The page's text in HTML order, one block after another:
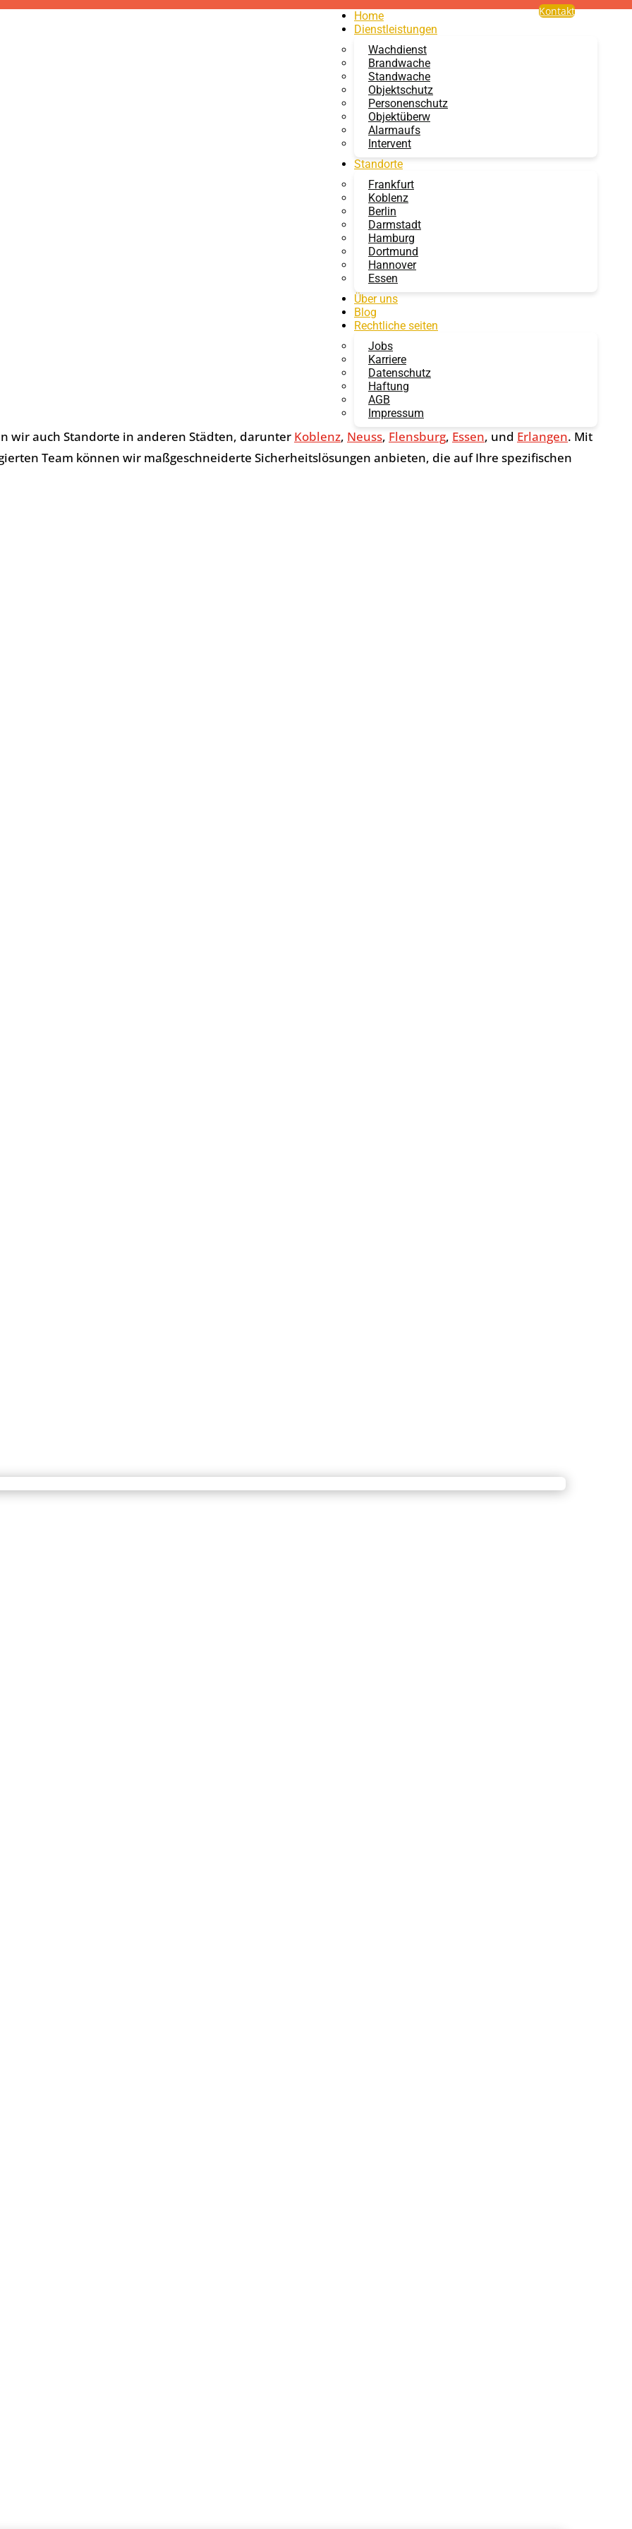
Home
Dienstleistungen
Wachdienst
Brandwache
Standwache
Objektschutz
Personenschutz
Objektüberw
Alarmaufs
Intervent
Standorte
Frankfurt
Koblenz
Berlin
Darmstadt
Hamburg
Dortmund
Hannover
Essen
Über uns
Blog
Rechtliche seiten
Jobs
Karriere
Datenschutz
Haftung
AGB
Impressum
Kontakt
FRANKFURT AM MAIN – IHR
Frankfurt am Main und seine herausragenden Sicherheitslösungen. Erfahren Sie mehr
und speziell in Frankfurt am Main, ist Hesse Sicherheitsdienst stolz darauf, unseren Kunden den besten
für erstklassige Sicherheitsdienste hat uns zur ersten Wahl für Unternehmen und Privatkunden
Brandwachen,Objektschutz
sind darauf ausgelegt, Ihre spezifischen Anforderungen zu erfüllen und Ihnen ein
wir auch Standorte in anderen Städten, darunter Koblenz, Neuss, Flensburg, Essen, und Erlangen. Mit
Team können wir maßgeschneiderte Sicherheitslösungen anbieten, die auf Ihre spezifischen